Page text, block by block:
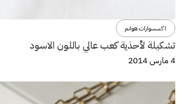
اكسسوارات هوانم
تشكيلة لأحذية كعب عالي باللون الاسود
4 مارس 2014